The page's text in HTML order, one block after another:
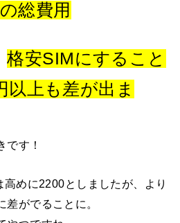
総費用
格安SIMにすること
以上も差が出ま
です！
めに2200としましたが、より
がでることに。